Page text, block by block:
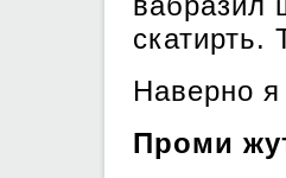
скатирть.
Наверно
Проми